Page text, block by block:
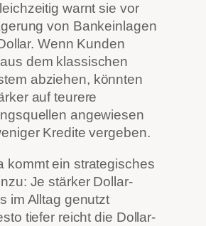
warnt sie vor
von Bankeinlagen
Wenn Kunden
dem klassischen
abziehen, könnten
auf teurere
angewiesen
Kredite vergeben.
kommt ein strategisches
Je stärker Dollar-
im Alltag genutzt
tiefer reicht die Dollar-